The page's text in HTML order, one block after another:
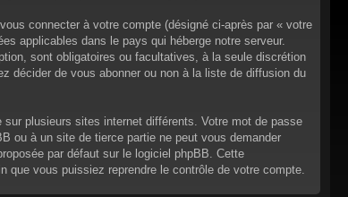
connecter à votre compte (désigné ci-après par « votre
applicables dans le pays qui héberge notre serveur.
sont obligatoires ou facultatives, à la seule discrétion
décider de vous abonner ou non à la liste de diffusion du
plusieurs sites internet différents. Votre mot de passe
ou à un site de tierce partie ne peut vous demander
par défaut sur le logiciel phpBB. Cette
vous puissiez reprendre le contrôle de votre compte.